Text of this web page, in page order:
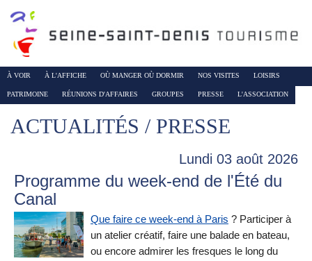
À VOIR À L'AFFICHE OÙ MANGER OÙ DORMIR NOS VISITES LOISIRS
PATRIMOINE RÉUNIONS D'AFFAIRES GROUPES PRESSE L'ASSOCIATION
ACTUALITÉS / PRESSE
Lundi 03 août 2026
Programme du week-end de l'Été du
Canal
Que faire ce week-end à Paris ? Participer à
un atelier créatif, faire une balade en bateau,
ou encore admirer les fresques le long du